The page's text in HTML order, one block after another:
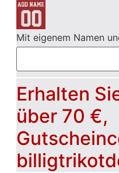
Mit eigenem Namen
Erhalten
über 70 €,